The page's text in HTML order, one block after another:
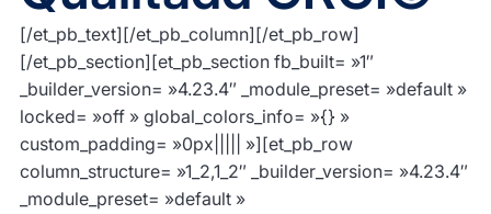
[/et_pb_text][/et_pb_column][/et_pb_row]
[/et_pb_section][et_pb_section fb_built= »1″
_builder_version= »4.23.4″ _module_preset= »default »
locked= »off » global_colors_info= »{} »
custom_padding= »0px||||| »][et_pb_row
column_structure= »1_2,1_2″ _builder_version= »4.23.4″
_module_preset= »default »